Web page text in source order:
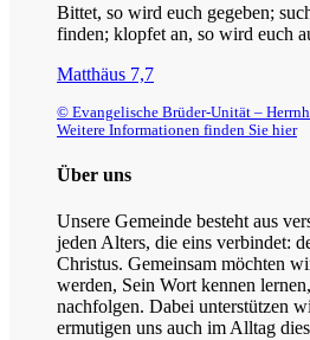
Bittet, so wird euch gegeben;
finden; klopfet an, so wird euch
Matthäus 7,7
© Evangelische Brüder-Unität –
Weitere Informationen finden Sie hier
Über uns
Unsere Gemeinde besteht aus
jeden Alters, die eins verbindet:
Christus. Gemeinsam möchten
werden, Sein Wort kennen
nachfolgen. Dabei unterstützen
ermutigen uns auch im Alltag